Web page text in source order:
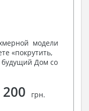
консультацию у
можете любым
звонок,
модели
«покрутить,
будущий Дом со
грн.